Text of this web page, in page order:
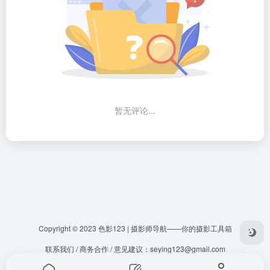
暂无评论...
Copyright © 2023 色影123 | 摄影师导航——你的摄影工具箱
联系我们 / 商务合作 / 意见建议： seying123@gmail.com